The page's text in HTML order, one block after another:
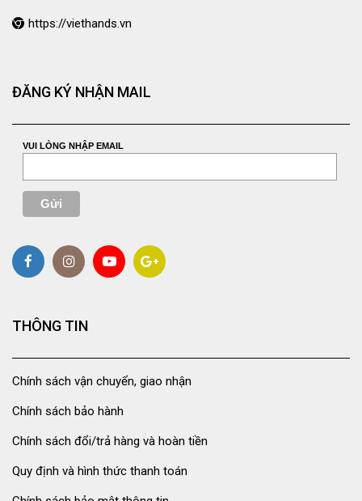
https://viethands.vn
ĐĂNG KÝ NHẬN MAIL
VUI LÒNG NHẬP EMAIL
THÔNG TIN
Chính sách vận chuyển, giao nhận
Chính sách bảo hành
Chính sách đổi/trả hàng và hoàn tiền
Quy định và hình thức thanh toán